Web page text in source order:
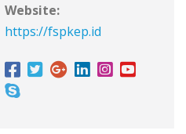
Website:
https://fspkep.id